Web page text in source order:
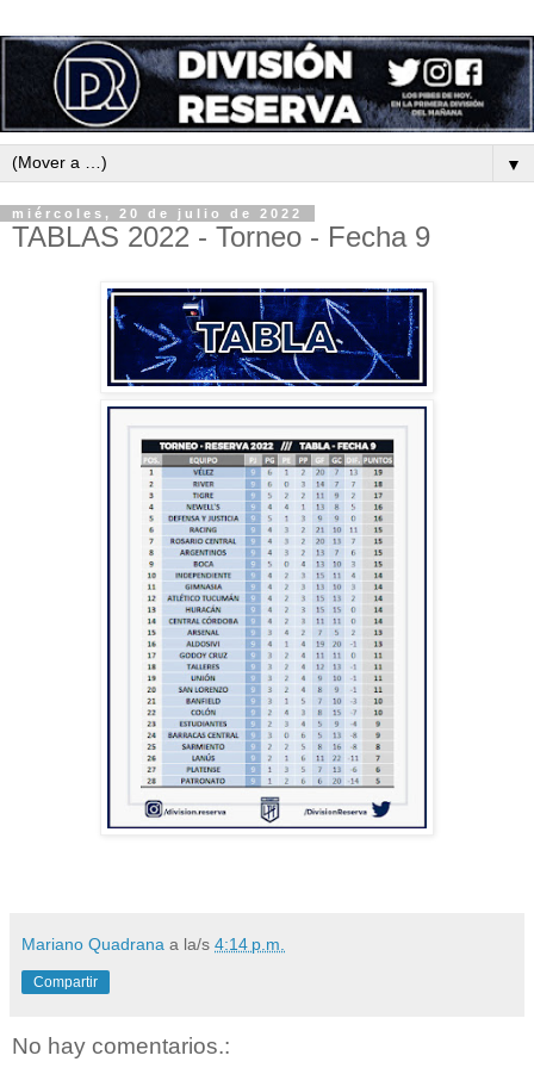
▼
miércoles, 20 de julio de 2022
TABLAS 2022 - Torneo - Fecha 9
Mariano Quadrana a la/s 4:14 p.m.
Compartir
No hay comentarios.: